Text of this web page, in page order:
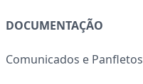
DOCUMENTAÇÃO
Comunicados e Panfletos